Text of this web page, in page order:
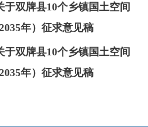
于双牌县10个乡镇国土空间
年）征求意见稿
于双牌县10个乡镇国土空间
年）征求意见稿